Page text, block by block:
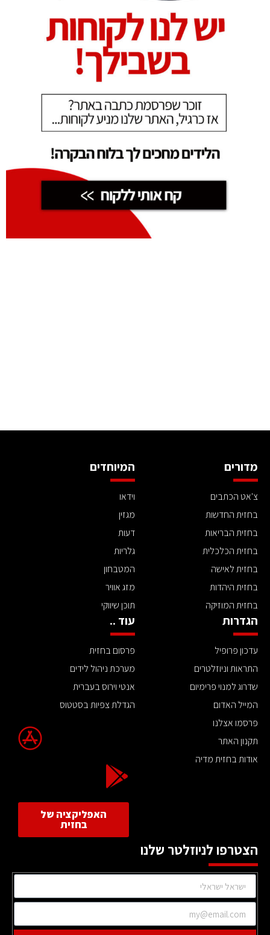
מדורים
צ'אט הכתבים
בחזית החדשות
בחזית הבריאות
בחזית הכלכלית
בחזית לאישה
בחזית היהדות
בחזית המוזיקה
המיוחדים
וידאו
מגזין
דעות
גלריות
המטבחון
מזג אוויר
תוכן שיווקי
הגדרות
עדכון פרופיל
התראות וניוזלטרים
שדרוג למנוי פרימיום
המייל האדום
פרסמו אצלנו
תקנון האתר
אודות בחזית מדיה
עוד ..
פרסום בחזית
מערכת ניהול לידים
אנטי וירוס בעברית
הגדלת צפיות בסטטוס
האפליקציה של
בחזית
הצטרפו לניוזלטר שלנו